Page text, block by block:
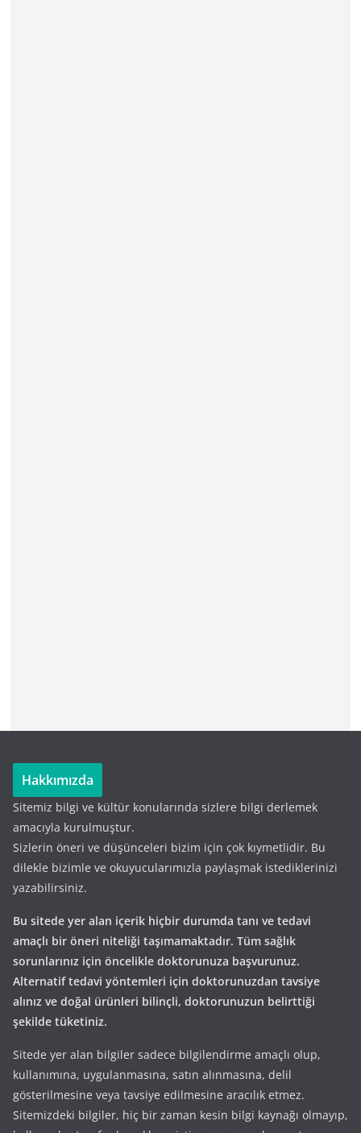
Hakkımızda
Sitemiz bilgi ve kültür konularında sizlere bilgi derlemek
amacıyla kurulmuştur.
Sizlerin öneri ve düşünceleri bizim için çok kıymetlidir. Bu
dilekle bizimle ve okuyucularımızla paylaşmak istediklerinizi
yazabilirsiniz.
Bu sitede yer alan içerik hiçbir durumda tanı ve tedavi
amaçlı bir öneri niteliği taşımamaktadır. Tüm sağlık
sorunlarınız için öncelikle doktorunuza başvurunuz.
Alternatif tedavi yöntemleri için doktorunuzdan tavsiye
alınız ve doğal ürünleri bilinçli, doktorunuzun belirttiği
şekilde tüketiniz.
Sitede yer alan bilgiler sadece bilgilendirme amaçlı olup,
kullanımına, uygulanmasına, satın alınmasına, delil
gösterilmesine veya tavsiye edilmesine aracılık etmez.
Sitemizdeki bilgiler, hiç bir zaman kesin bilgi kaynağı olmayıp,